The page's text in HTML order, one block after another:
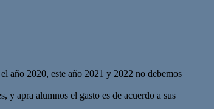
año 2020, este año 2021 y 2022 no debemos
apra alumnos el gasto es de acuerdo a sus